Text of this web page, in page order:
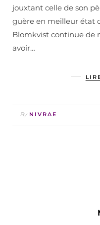
jouxtant celle de son
guère en meilleur état
Blomkvist continue de
avoir…
By NIVRAE